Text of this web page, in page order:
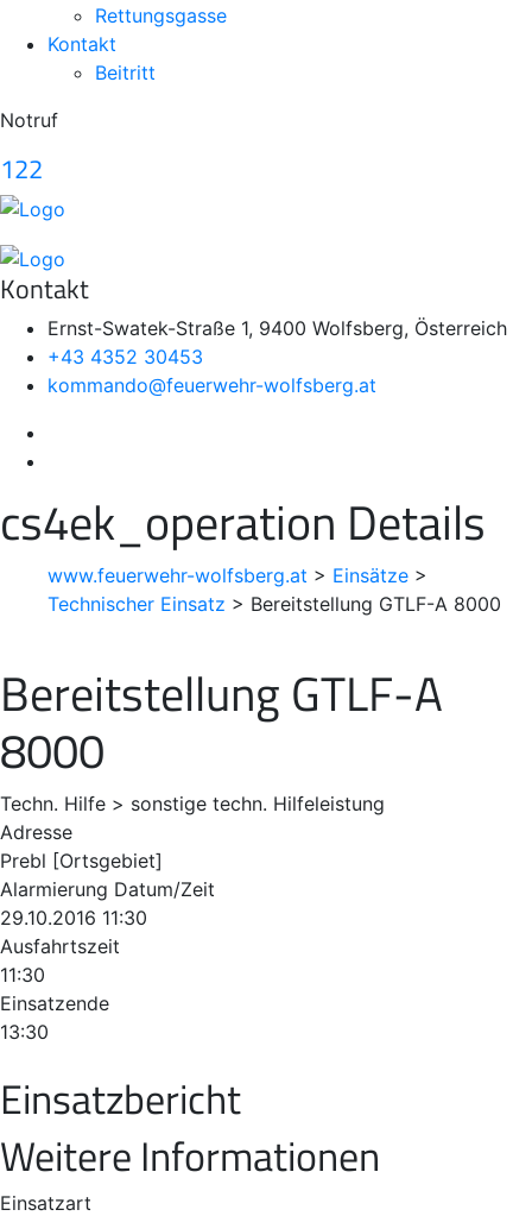
Rettungsgasse
Kontakt
Beitritt
Notruf
122
Kontakt
Ernst-Swatek-Straße 1, 9400 Wolfsberg, Österreich
+43 4352 30453
kommando@feuerwehr-wolfsberg.at
cs4ek_operation Details
www.feuerwehr-wolfsberg.at > Einsätze >
Technischer Einsatz > Bereitstellung GTLF-A 8000
Bereitstellung GTLF-A
8000
Techn. Hilfe > sonstige techn. Hilfeleistung
Adresse
Prebl [Ortsgebiet]
Alarmierung Datum/Zeit
29.10.2016 11:30
Ausfahrtszeit
11:30
Einsatzende
13:30
Einsatzbericht
Weitere Informationen
Einsatzart